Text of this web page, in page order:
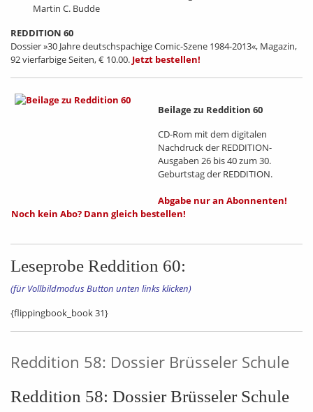
Martin C. Budde
REDDITION 60
Dossier »30 Jahre deutschspachige Comic-Szene 1984-2013«, Magazin,
92 vierfarbige Seiten, € 10.00. Jetzt bestellen!
Beilage zu Reddition 60
CD-Rom mit dem digitalen
Nachdruck der REDDITION-
Ausgaben 26 bis 40 zum 30.
Geburtstag der REDDITION.
Abgabe nur an Abonnenten!
Noch kein Abo? Dann gleich bestellen!
Leseprobe Reddition 60:
(für Vollbildmodus Button unten links klicken)
{flippingbook_book 31}
Reddition 58: Dossier Brüsseler Schule
Reddition 58: Dossier Brüsseler Schule